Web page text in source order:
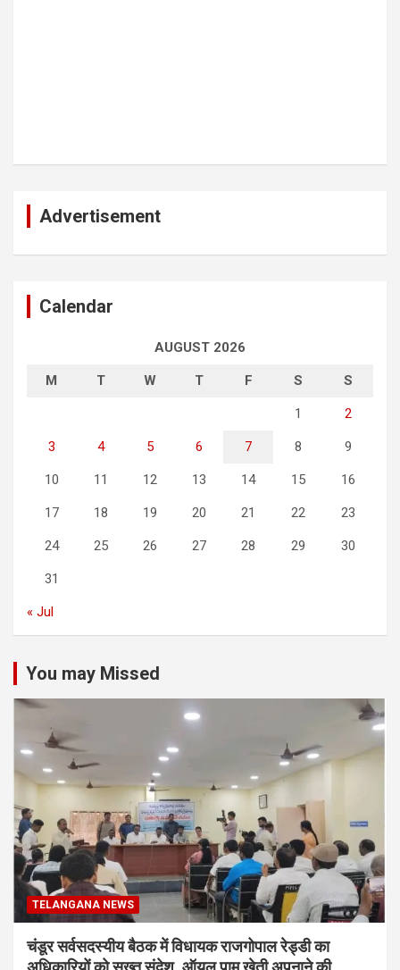
Advertisement
Calendar
AUGUST 2026
M T W T F S S
1 2
3 4 5 6 7 8 9
10 11 12 13 14 15 16
17 18 19 20 21 22 23
24 25 26 27 28 29 30
31
« Jul
You may Missed
TELANGANA NEWS
चंडूर सर्वसदस्यीय बैठक में विधायक राजगोपाल रेड्डी का